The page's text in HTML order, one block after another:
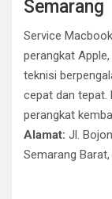
Semarang
Service
perangkat
teknisi
cepat dan tepat.
perangkat
Alamat: Jl.
Semarang